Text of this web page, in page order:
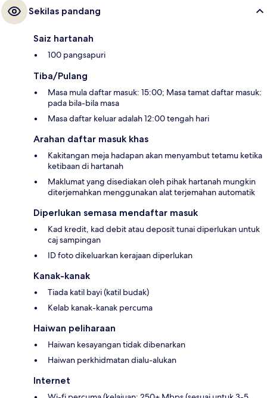
Sekilas pandang
Saiz hartanah
100 pangsapuri
Tiba/Pulang
Masa mula daftar masuk: 15:00; Masa tamat daftar masuk:
pada bila-bila masa
Masa daftar keluar adalah 12:00 tengah hari
Arahan daftar masuk khas
Kakitangan meja hadapan akan menyambut tetamu ketika
ketibaan di hartanah
Maklumat yang disediakan oleh pihak hartanah mungkin
diterjemahkan menggunakan alat terjemahan automatik
Diperlukan semasa mendaftar masuk
Kad kredit, kad debit atau deposit tunai diperlukan untuk
caj sampingan
ID foto dikeluarkan kerajaan diperlukan
Kanak-kanak
Tiada katil bayi (katil budak)
Kelab kanak-kanak percuma
Haiwan peliharaan
Haiwan kesayangan tidak dibenarkan
Haiwan perkhidmatan dialu-alukan
Internet